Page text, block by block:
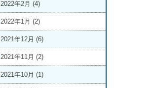
2022年2月 (4)
2022年1月 (2)
2021年12月 (6)
2021年11月 (2)
2021年10月 (1)